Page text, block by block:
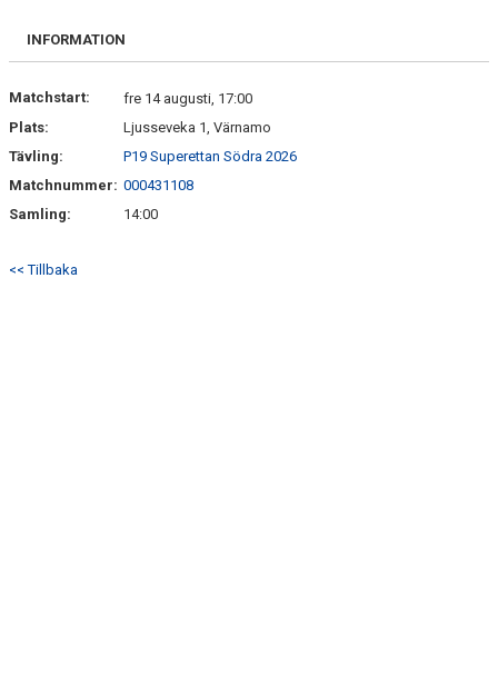
MATCHER
TRUPPEN
BILDER
INFORMATION
Matchstart:
fre 14 augusti, 17:00
Plats:
Ljusseveka 1, Värnamo
Tävling:
P19 Superettan Södra 2026
Matchnummer: 000431108
Samling:
14:00
<< Tillbaka